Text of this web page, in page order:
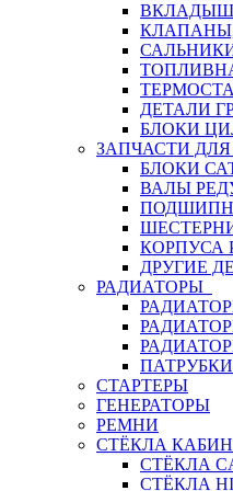
ДЕТАЛИ
БЛОКИ
ЗАПЧАСТИ
БЛОКИ
ВАЛЫ
КОРПУСА
ДРУГИЕ
РАДИАТОРЫ
СТАРТЕРЫ
ГЕНЕРАТОРЫ
РЕМНИ
СТЁКЛА
СТЁКЛА
СТЁКЛА